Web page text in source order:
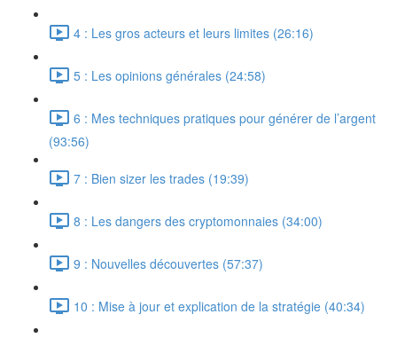
4 : Les gros acteurs et leurs limites (26:16)
5 : Les opinions générales (24:58)
6 : Mes techniques pratiques pour générer de l’argent
(93:56)
7 : Bien sizer les trades (19:39)
8 : Les dangers des cryptomonnaies (34:00)
9 : Nouvelles découvertes (57:37)
10 : Mise à jour et explication de la stratégie (40:34)